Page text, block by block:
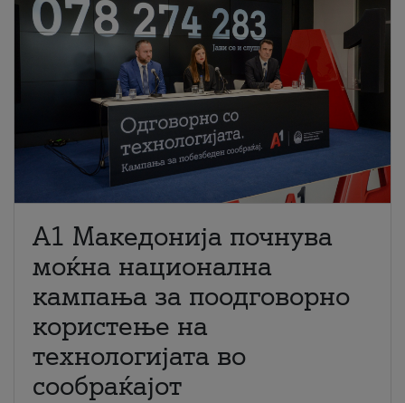
A1 Македонија почнува
моќна национална
кампања за поодговорно
користење на
технологијата во
сообраќајот